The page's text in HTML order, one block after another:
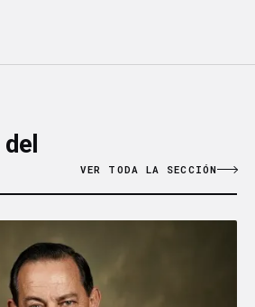
del
VER TODA LA SECCIÓN